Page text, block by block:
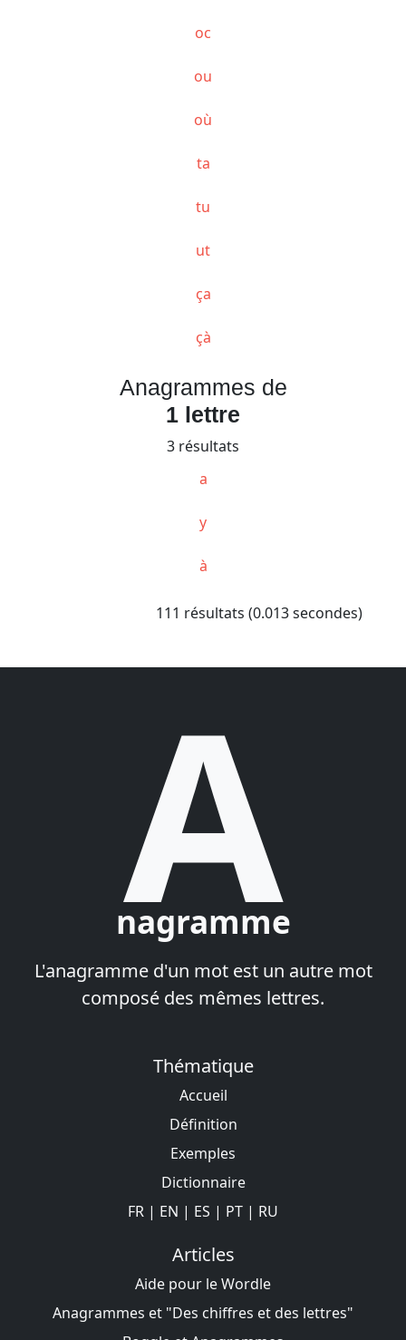
oc
ou
où
ta
tu
ut
ça
çà
Anagrammes de
1 lettre
3 résultats
a
y
à
111 résultats (0.013 secondes)
A
nagramme
L'anagramme d'un mot est un autre mot
composé des mêmes lettres.
Thématique
Accueil
Définition
Exemples
Dictionnaire
FR | EN | ES | PT | RU
Articles
Aide pour le Wordle
Anagrammes et "Des chiffres et des lettres"